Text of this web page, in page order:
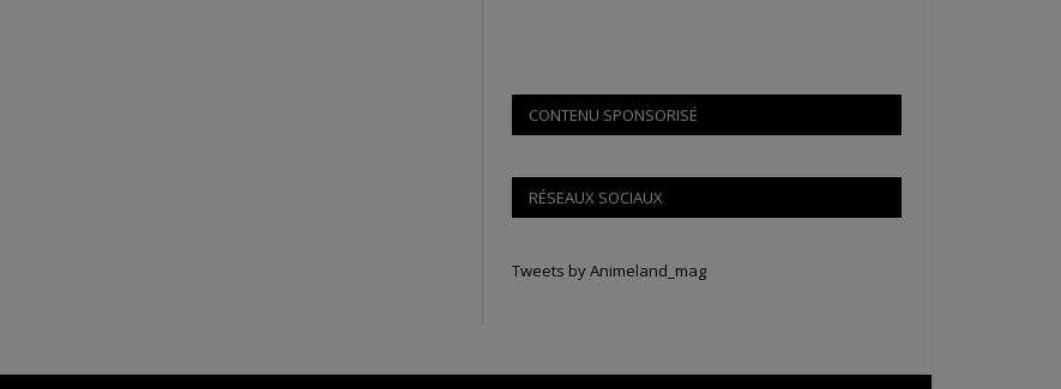
CONTENU SPONSORISÉ
RÉSEAUX SOCIAUX
Tweets by Animeland_mag